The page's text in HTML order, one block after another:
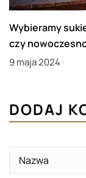
Wybieramy
czy
9 maja 2024
DODAJ